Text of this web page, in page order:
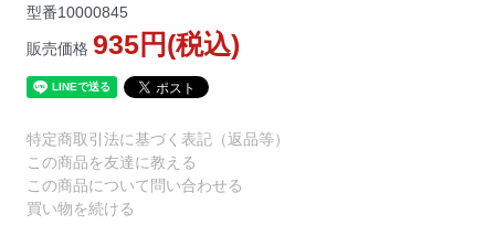
型番10000845
販売価格 935円(税込)
特定商取引法に基づく表記（返品等）
この商品を友達に教える
この商品について問い合わせる
買い物を続ける